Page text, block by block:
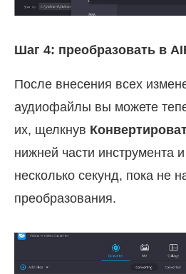
Шаг 4: преобразовать в
После внесения всех
аудиофайлы вы можете
их, щелкнув
нижней части инструмента
несколько секунд, пока не
преобразования.